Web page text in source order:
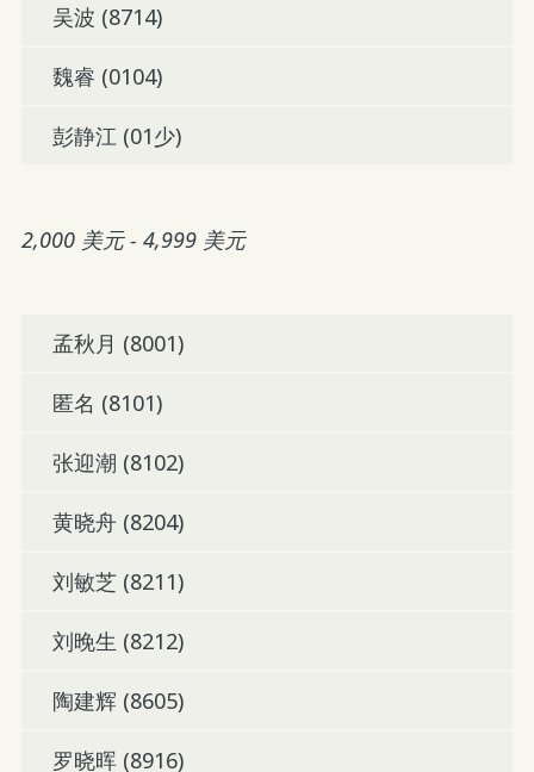
吴波 (8714)
魏睿 (0104)
彭静江 (01少)
2,000 美元 - 4,999 美元
孟秋月 (8001)
匿名 (8101)
张迎潮 (8102)
黄晓舟 (8204)
刘敏芝 (8211)
刘晚生 (8212)
陶建辉 (8605)
罗晓晖 (8916)